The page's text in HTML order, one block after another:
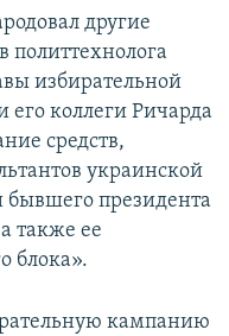
другие
политтехнолога
избирательной
коллеги Ричарда
средств,
украинской
бывшего президента
также ее
блока».
кампанию